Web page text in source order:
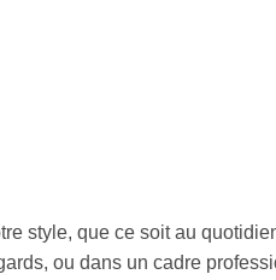
style, que ce soit au
ou dans un cadre